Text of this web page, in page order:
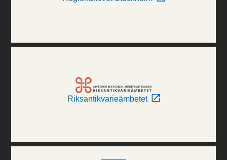
Riksantikvarieämbetet